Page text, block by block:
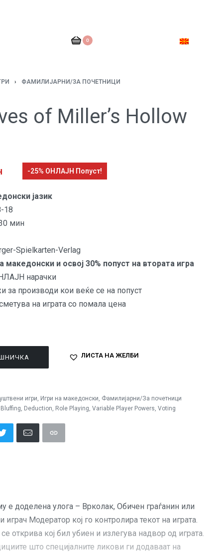
0
› ФАМИЛИЈАРНИ/ЗА ПОЧЕТНИЦИ
of Miller’s Hollow
-25% ОНЛАЈН Попуст!
јазик
18
мин
Spielkarten-Verlag
македонски и освој 30% попуст на втората игра
нарачки
за производи кои веќе се на попуст
на играта со помала цена
ЛИСТА НА ЖЕЛБИ
игри, Игри на македонски, Фамилијарни/За почетници
Bluffing, Deduction, Role Playing, Variable Player Powers, Voting
е доделена улога – Врколак, Обичен граѓанин или
Модератор кој го контролира текот на играта.
открива кој бил убиен и излегува надвор од играта.
што специјалните ликови ги додаваат на